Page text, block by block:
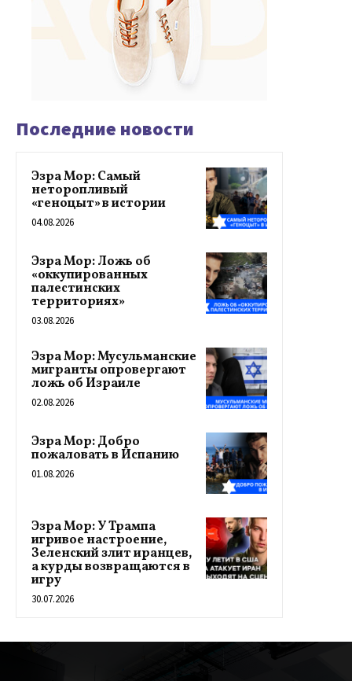
Последние новости
Эзра Мор: Самый
неторопливый
«геноцыт» в истории
04.08.2026
Эзра Мор: Ложь об
«оккупированных
палестинских
территориях»
03.08.2026
Эзра Мор: Мусульманские
мигранты опровергают
ложь об Израиле
02.08.2026
Эзра Мор: Добро
пожаловать в Испанию
01.08.2026
Эзра Мор: У Трампа
игривое настроение,
Зеленский злит иранцев,
а курды возвращаются в
игру
30.07.2026